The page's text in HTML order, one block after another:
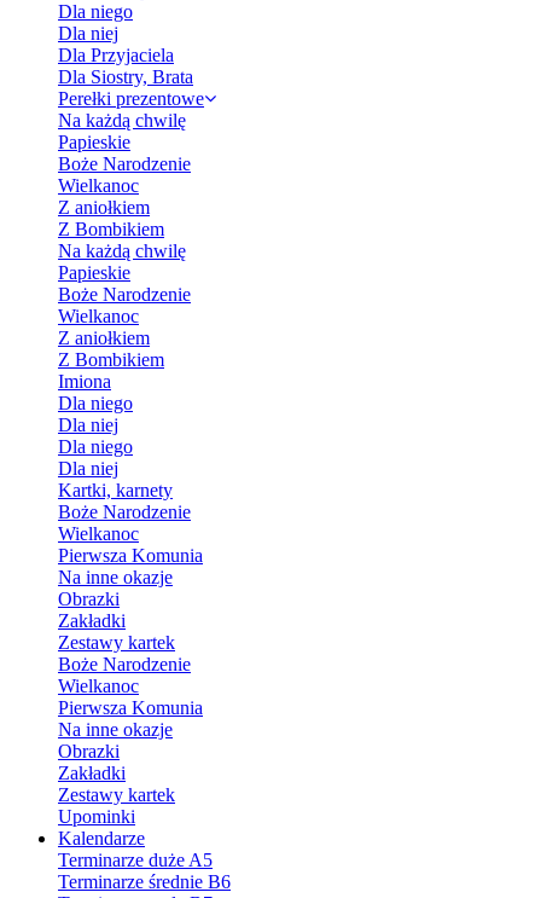
Dla niego
Dla niej
Dla Przyjaciela
Dla Siostry, Brata
Perełki prezentowe
Na każdą chwilę
Papieskie
Boże Narodzenie
Wielkanoc
Z aniołkiem
Z Bombikiem
Na każdą chwilę
Papieskie
Boże Narodzenie
Wielkanoc
Z aniołkiem
Z Bombikiem
Imiona
Dla niego
Dla niej
Dla niego
Dla niej
Kartki, karnety
Boże Narodzenie
Wielkanoc
Pierwsza Komunia
Na inne okazje
Obrazki
Zakładki
Zestawy kartek
Boże Narodzenie
Wielkanoc
Pierwsza Komunia
Na inne okazje
Obrazki
Zakładki
Zestawy kartek
Upominki
Kalendarze
Terminarze duże A5
Terminarze średnie B6